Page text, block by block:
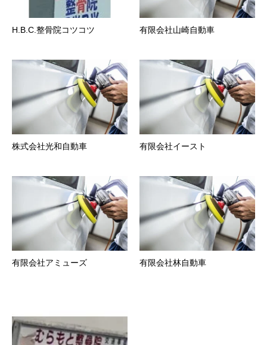
H.B.C.整骨院コツコツ 有限会社山崎自動車
株式会社光和自動車 有限会社イースト
有限会社アミューズ 有限会社林自動車